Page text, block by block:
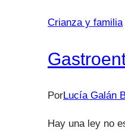
a
Crianza y familia|
PorLucía Galán
Hay una ley no